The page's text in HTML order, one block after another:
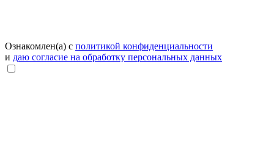
Ознакомлен(а) с политикой конфиденциальности
и даю согласие на обработку персональных данных